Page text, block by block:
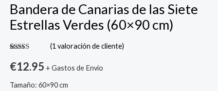
Bandera de Canarias de las Siete
Estrellas Verdes (60×90 cm)
con 5.00de
5 en base a
de un
(1 valoración de cliente)
€12.95 + Gastos de Envío
Tamaño: 60×90 cm
Estrellas
Verdes
cantidad